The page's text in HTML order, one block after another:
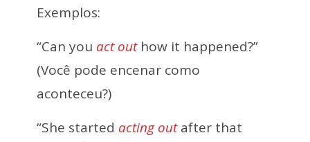
Exemplos:
“Can you act outhow it happened?”
(Você pode encenar como
aconteceu?)
“She started acting outafter that